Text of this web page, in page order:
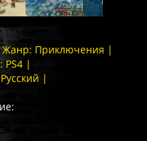
Жанр: Приключения |
PS4 |
|